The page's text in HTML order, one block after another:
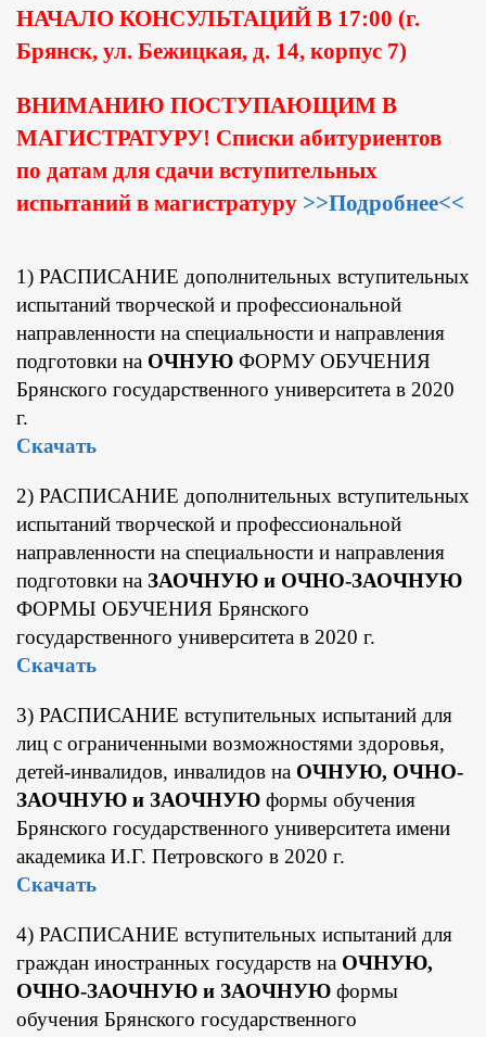
НАЧАЛО КОНСУЛЬТАЦИЙ В 17:00 (г.
Брянск, ул. Бежицкая, д. 14, корпус 7)
ВНИМАНИЮ ПОСТУПАЮЩИМ В
МАГИСТРАТУРУ! Списки абитуриентов
по датам для сдачи вступительных
испытаний в магистратуру >>Подробнее<<
1) РАСПИСАНИЕ дополнительных вступительных
испытаний творческой и профессиональной
направленности на специальности и направления
подготовки на ОЧНУЮ ФОРМУ ОБУЧЕНИЯ
Брянского государственного университета в 2020
г.
Скачать
2) РАСПИСАНИЕ дополнительных вступительных
испытаний творческой и профессиональной
направленности на специальности и направления
подготовки на ЗАОЧНУЮ и ОЧНО-ЗАОЧНУЮ
ФОРМЫ ОБУЧЕНИЯ Брянского
государственного университета в 2020 г.
Скачать
3) РАСПИСАНИЕ вступительных испытаний для
лиц с ограниченными возможностями здоровья,
детей-инвалидов, инвалидов на ОЧНУЮ, ОЧНО-
ЗАОЧНУЮ и ЗАОЧНУЮ формы обучения
Брянского государственного университета имени
академика И.Г. Петровского в 2020 г.
Скачать
4) РАСПИСАНИЕ вступительных испытаний для
граждан иностранных государств на ОЧНУЮ,
ОЧНО-ЗАОЧНУЮ и ЗАОЧНУЮ формы
обучения Брянского государственного